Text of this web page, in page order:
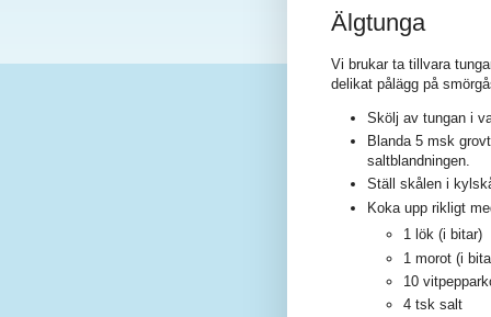
Älgtunga
Vi brukar ta tillvara
delikat pålägg på
Skölj av tungan i
Blanda 5 msk
saltblandningen.
Ställ skålen i
Koka upp rikligt
1 lök (i bitar)
1 morot (i
10
4 tsk salt